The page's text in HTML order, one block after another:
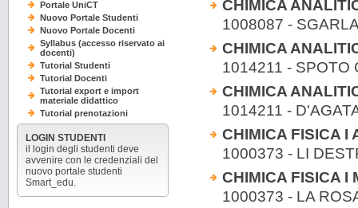
CHIMICA
1008087 -
CHIMICA
1014211 - SPOTO
CHIMICA
1014211 -
CHIMICA FISICA I
1000373 - LI
CHIMICA FISICA I
1000373 - LA
Portale UniCT
Nuovo Portale Studenti
Nuovo Portale Docenti
Syllabus (accesso riservato ai
docenti)
Tutorial Studenti
Tutorial Docenti
Tutorial export e import
materiale didattico
Tutorial prenotazioni
LOGIN STUDENTI
il login degli studenti deve
avvenire con le credenziali del
nuovo portale studenti
Smart_edu.